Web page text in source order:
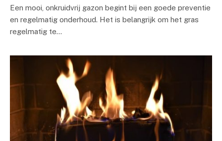
Een mooi, onkruidvrij gazon begint bij een goede preventie
en regelmatig onderhoud. Het is belangrijk om het gras
regelmatig te…